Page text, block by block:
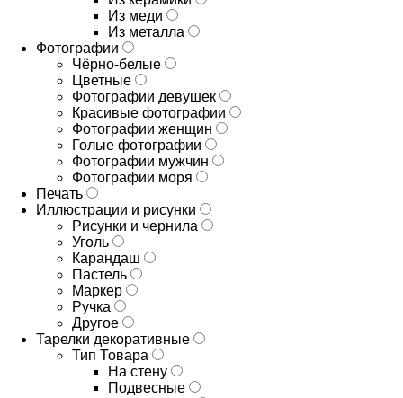
Из меди
Из металла
Фотографии
Чёрно-белые
Цветные
Фотографии девушек
Красивые фотографии
Фотографии женщин
Голые фотографии
Фотографии мужчин
Фотографии моря
Печать
Иллюстрации и рисунки
Рисунки и чернила
Уголь
Карандаш
Пастель
Маркер
Ручка
Другое
Тарелки декоративные
Тип Товара
На стену
Подвесные